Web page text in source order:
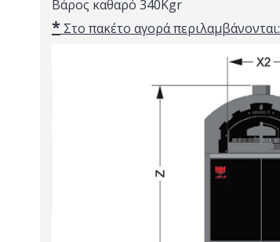
Βάρος καθαρό 340Kgr
* Στο πακέτο αγορά περιλαμβάνονται: